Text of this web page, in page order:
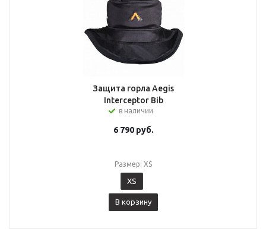
Защита горла Aegis
Interceptor Bib
в наличии
6 790руб.
Размер: XS
XS
В корзину